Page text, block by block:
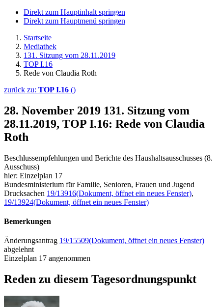
Direkt zum Hauptinhalt springen
Direkt zum Hauptmenü springen
Startseite
Mediathek
131. Sitzung vom 28.11.2019
TOP I.16
Rede von Claudia Roth
zurück zu: TOP I.16 ()
28. November 2019 131. Sitzung vom
28.11.2019, TOP I.16: Rede von Claudia
Roth
Beschlussempfehlungen und Berichte des Haushaltsausschusses (8.
Ausschuss)
hier: Einzelplan 17
Bundesministerium für Familie, Senioren, Frauen und Jugend
Drucksachen 19/13916(Dokument, öffnet ein neues Fenster),
19/13924(Dokument, öffnet ein neues Fenster)
Bemerkungen
Änderungsantrag 19/15509(Dokument, öffnet ein neues Fenster)
abgelehnt
Einzelplan 17 angenommen
Reden zu diesem Tagesordnungspunkt